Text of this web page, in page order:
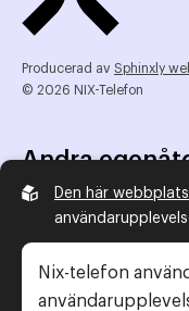
Producerad av Sphinxly
© 2026 NIX-Telefon
Andra
NIX Telefon
NIX addresserat
Konsumentverket
Den här
Nix-telefon